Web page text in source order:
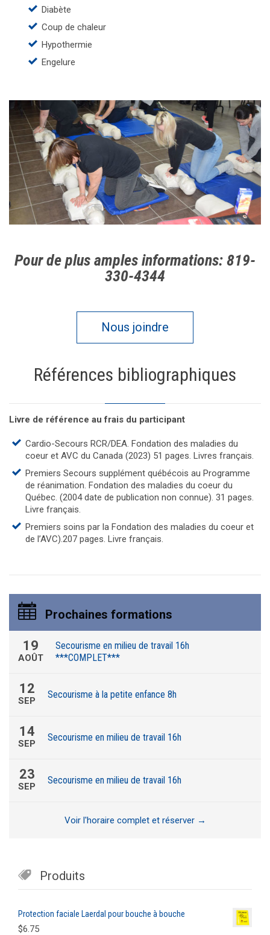
Diabète
Coup de chaleur
Hypothermie
Engelure
Pour de plus amples informations: 819-
330-4344
Nous joindre
Références bibliographiques
Livre de référence au frais du participant
Cardio-Secours RCR/DEA. Fondation des maladies du
coeur et AVC du Canada (2023) 51 pages. Livres français.
Premiers Secours supplément québécois au Programme
de réanimation. Fondation des maladies du coeur du
Québec. (2004 date de publication non connue). 31 pages.
Livre français.
Premiers soins par la Fondation des maladies du coeur et
de l’AVC).207 pages. Livre français.
Prochaines formations
19
AOÛT
Secourisme en milieu de travail 16h
***COMPLET***
12
SEP
Secourisme à la petite enfance 8h
14
SEP
Secourisme en milieu de travail 16h
23
SEP
Secourisme en milieu de travail 16h
Voir l'horaire complet et réserver →
 Produits
Protection faciale Laerdal pour bouche à bouche
$6.75